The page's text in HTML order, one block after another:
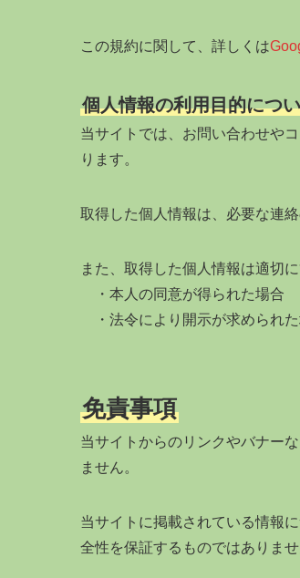
この規約に関して、詳しくは
個人情報の利用目的につ
当サイトでは、お問い合わせや
ります。
取得した個人情報は、必要な連
また、取得した個人情報は適切
・本人の同意が得られた場合
・法令により開示が求められ
免責事項
当サイトからのリンクやバナー
ません。
当サイトに掲載されている情報
全性を保証するものではありませ